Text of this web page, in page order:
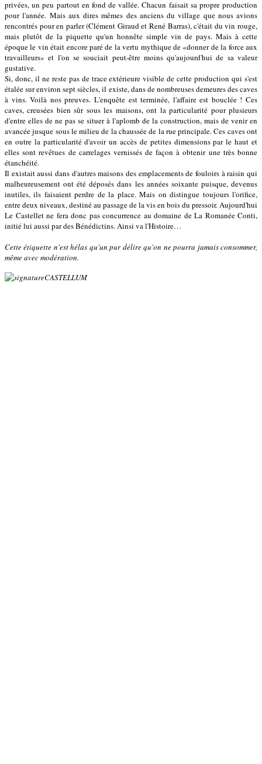
privées, un peu partout en fond de vallée. Chacun faisait sa propre production
pour l'année. Mais aux dires mêmes des anciens du village que nous avions
rencontrés pour en parler (Clément Giraud et René Barras), c'était du vin rouge,
mais plutôt de la piquette qu'un honnête simple vin de pays. Mais à cette
époque le vin était encore paré de la vertu mythique de «donner de la force aux
travailleurs» et l'on se souciait peut-être moins qu'aujourd'hui de sa valeur
gustative.
Si, donc, il ne reste pas de trace extérieure visible de cette production qui s'est
étalée sur environ sept siècles, il existe, dans de nombreuses demeures des caves
à vins. Voilà nos preuves. L'enquête est terminée, l'affaire est bouclée ! Ces
caves, creusées bien sûr sous les maisons, ont la particularité pour plusieurs
d'entre elles de ne pas se situer à l'aplomb de la construction, mais de venir en
avancée jusque sous le milieu de la chaussée de la rue principale. Ces caves ont
en outre la particularité d'avoir un accès de petites dimensions par le haut et
elles sont revêtues de carrelages vernissés de façon à obtenir une très bonne
étanchéité.
Il existait aussi dans d'autres maisons des emplacements de fouloirs à raisin qui
malheureusement ont été déposés dans les années soixante puisque, devenus
inutiles, ils faisaient perdre de la place. Mais on distingue toujours l'orifice,
entre deux niveaux, destiné au passage de la vis en bois du pressoir. Aujourd'hui
Le Castellet ne fera donc pas concurrence au domaine de La Romanée Conti,
initié lui aussi par des Bénédictins. Ainsi va l'Histoire…
Cette étiquette n'est hélas qu'un pur délire qu'on ne pourra jamais consommer,
même avec modération.